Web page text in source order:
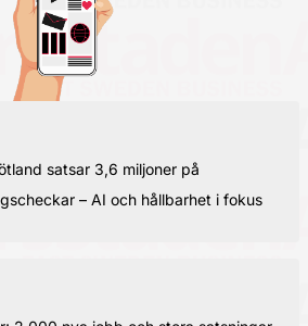
satsar 3,6 miljoner på
– AI och hållbarhet i fokus